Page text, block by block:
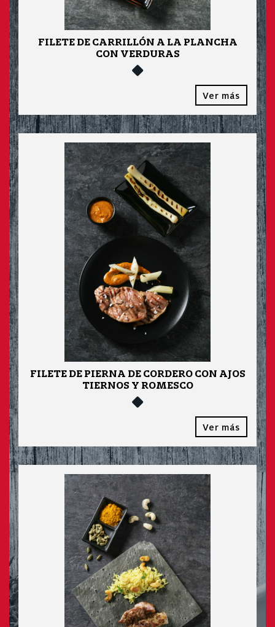
FILETE DE CARRILLÓN A LA PLANCHA
CON VERDURAS
Ver más
FILETE DE PIERNA DE CORDERO CON AJOS
TIERNOS Y ROMESCO
Ver más